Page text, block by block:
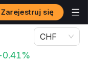
Zarejestruj się
CHF